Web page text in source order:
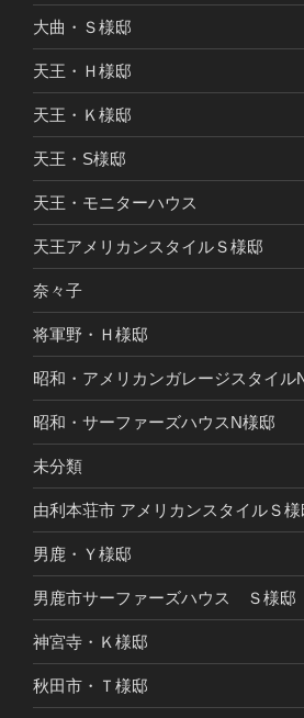
大曲・Ｓ様邸
天王・Ｈ様邸
天王・Ｋ様邸
天王・S様邸
天王・モニターハウス
天王アメリカンスタイルＳ様邸
奈々子
将軍野・Ｈ様邸
昭和・アメリカンガレージスタイル
昭和・サーファーズハウスN様邸
未分類
由利本荘市 アメリカンスタイルＳ様
男鹿・Ｙ様邸
男鹿市サーファーズハウス Ｓ様邸
神宮寺・Ｋ様邸
秋田市・Ｔ様邸